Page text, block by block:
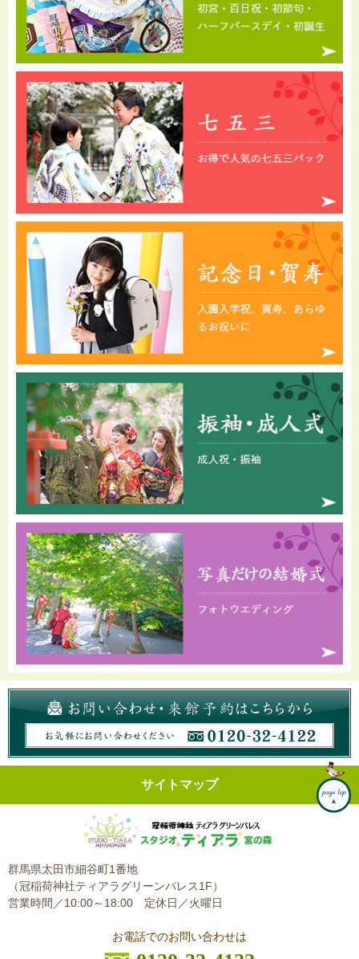
サイトマップ
群馬県太田市細谷町1番地
（冠稲荷神社ティアラグリーンパレス1F）
営業時間／10:00～18:00 定休日／火曜日
お電話でのお問い合わせは